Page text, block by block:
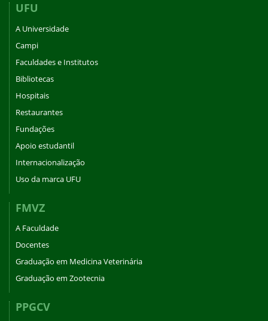
UFU
A Universidade
Campi
Faculdades e Institutos
Bibliotecas
Hospitais
Restaurantes
Fundações
Apoio estudantil
Internacionalização
Uso da marca UFU
FMVZ
A Faculdade
Docentes
Graduação em Medicina Veterinária
Graduação em Zootecnia
PPGCV